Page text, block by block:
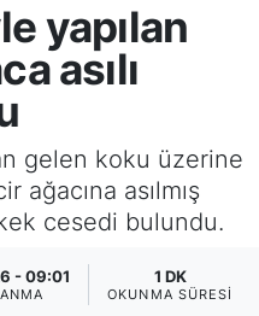
yapılan
asılı
gelen koku üzerine
ağacına asılmış
cesedi bulundu.
- 09:01 1 DK
OKUNMA SÜRESI
Haritası
ve Fikstür